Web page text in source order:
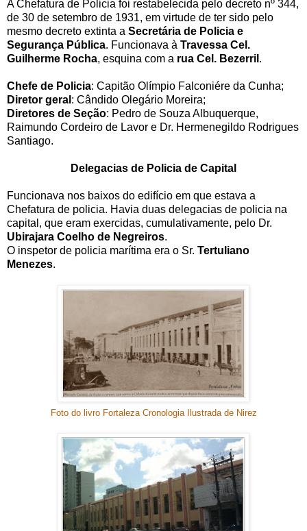
A Chefatura de Policia foi restabelecida pelo decreto nº 344,
de 30 de setembro de 1931, em virtude de ter sido pelo
mesmo decreto extinta a Secretária de Policia e
Segurança Pública. Funcionava à Travessa Cel.
Guilherme Rocha, esquina com a rua Cel. Bezerril .
Chefe de Policia: Capitão Olímpio Falconiére da Cunha;
Diretor geral : Cândido Olegário Moreira;
Diretores de Seção: Pedro de Souza Albuquerque,
Raimundo Cordeiro de Lavor e Dr. Hermenegildo Rodrigues
Santiago.
Delegacias de Policia de Capital
Funcionava nos baixos do edifício em que estava a
Chefatura de policia. Havia duas delegacias de policia na
capital, que eram exercidas, cumulativamente, pelo Dr.
Ubirajara Coelho de Negreiros.
O inspetor de policia marítima era o Sr. Tertuliano
Menezes.
Foto do livro Fortaleza Cronologia Ilustrada de Nirez